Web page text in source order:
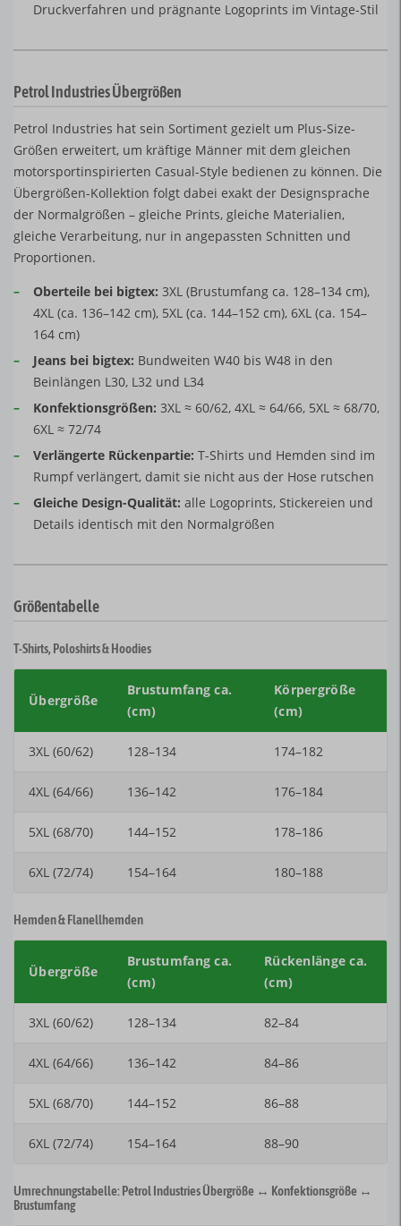
Druckverfahren und prägnante Logoprints im Vintage-Stil
Petrol Industries Übergrößen
Petrol Industries hat sein Sortiment gezielt um Plus-Size-
Größen erweitert, um kräftige Männer mit dem gleichen
motorsportinspirierten Casual-Style bedienen zu können. Die
Übergrößen-Kollektion folgt dabei exakt der Designsprache
der Normalgrößen – gleiche Prints, gleiche Materialien,
gleiche Verarbeitung, nur in angepassten Schnitten und
Proportionen.
–
Oberteile bei bigtex: 3XL (Brustumfang ca. 128–134 cm),
4XL (ca. 136–142 cm), 5XL (ca. 144–152 cm), 6XL (ca. 154–
164 cm)
–
Jeans bei bigtex: Bundweiten W40 bis W48 in den
Beinlängen L30, L32 und L34
–
Konfektionsgrößen: 3XL ≈ 60/62, 4XL ≈ 64/66, 5XL ≈ 68/70,
6XL ≈ 72/74
–
Verlängerte Rückenpartie: T-Shirts und Hemden sind im
Rumpf verlängert, damit sie nicht aus der Hose rutschen
–
Gleiche Design-Qualität: alle Logoprints, Stickereien und
Details identisch mit den Normalgrößen
Größentabelle
T-Shirts, Poloshirts & Hoodies
Übergröße
Brustumfang ca.
(cm)
Körpergröße
(cm)
3XL (60/62) 128–134 174–182
4XL (64/66) 136–142 176–184
5XL (68/70) 144–152 178–186
6XL (72/74) 154–164 180–188
Hemden & Flanellhemden
Übergröße
Brustumfang ca.
(cm)
Rückenlänge ca.
(cm)
3XL (60/62) 128–134 82–84
4XL (64/66) 136–142 84–86
5XL (68/70) 144–152 86–88
6XL (72/74) 154–164 88–90
Umrechnungstabelle: Petrol Industries Übergröße ↔ Konfektionsgröße ↔
Brustumfang